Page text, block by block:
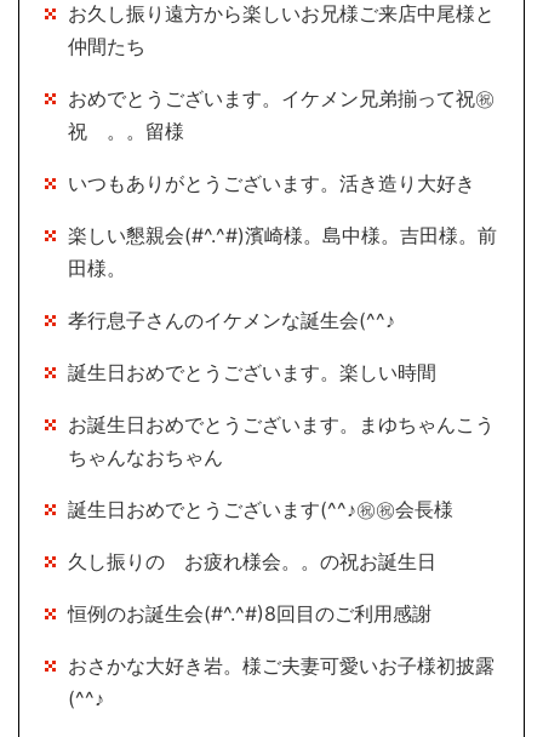
お久し振り遠方から楽しいお兄様ご来店中尾様と
仲間たち
おめでとうございます。イケメン兄弟揃って祝㊗
祝 。。留様
いつもありがとうございます。活き造り大好き
楽しい懇親会(#^.^#)濱崎様。島中様。吉田様。前
田様。
孝行息子さんのイケメンな誕生会(^^♪
誕生日おめでとうございます。楽しい時間
お誕生日おめでとうございます。まゆちゃんこう
ちゃんなおちゃん
誕生日おめでとうございます(^^♪㊗㊗会長様
久し振りの お疲れ様会。。の祝お誕生日
恒例のお誕生会(#^.^#)8回目のご利用感謝
おさかな大好き岩。様ご夫妻可愛いお子様初披露
(^^♪